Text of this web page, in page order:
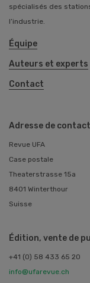
spécialisés des
l’industrie.
Équipe
Auteurs et experts
Contact
Adresse de contact
Revue UFA
Case postale
Theaterstrasse 15a
8401 Winterthour
Suisse
Édition, vente de
+41 (0) 58 433 65 20
info@ufarevue.ch